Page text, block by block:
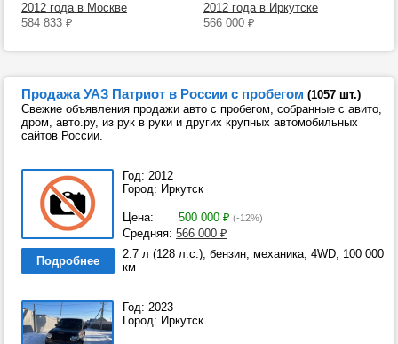
2012 года в Москве
584 833 ₽
2012 года в Иркутске
566 000 ₽
Продажа УАЗ Патриот в России с пробегом (1057 шт.)
Свежие объявления продажи авто с пробегом, собранные с авито,
дром, авто.ру, из рук в руки и других крупных автомобильных
сайтов России.
Год: 2012
Город: Иркутск
Цена: 500 000 ₽ (-12%)
Средняя: 566 000 ₽
Подробнее
2.7 л (128 л.с.), бензин, механика, 4WD, 100 000
км
Год: 2023
Город: Иркутск